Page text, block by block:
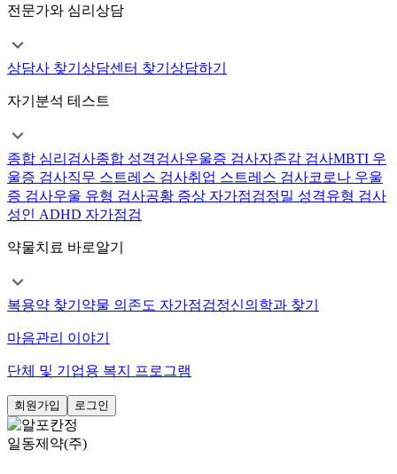
전문가와 심리상담
상담사 찾기 상담센터 찾기 상담하기
자기분석 테스트
종합 심리검사종합 성격검사우울증 검사자존감 검사MBTI 우
울증 검사직무 스트레스 검사취업 스트레스 검사코로나 우울
증 검사우울 유형 검사공황 증상 자가점검정밀 성격유형 검사
성인 ADHD 자가점검
약물치료 바로알기
복용약 찾기 약물 의존도 자가점검정신의학과 찾기
마음관리 이야기
단체 및 기업용 복지 프로그램
회원가입 로그인
일동제약(주)